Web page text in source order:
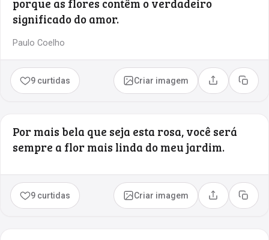
porque as flores contêm o verdadeiro
significado do amor.
Paulo Coelho
9 curtidas Criar imagem Compartilhar
Copiar
Por mais bela que seja esta rosa, você será
sempre a flor mais linda do meu jardim.
9 curtidas Criar imagem Compartilhar
Copiar